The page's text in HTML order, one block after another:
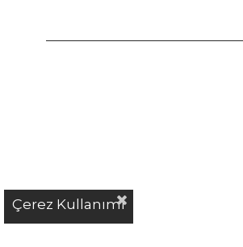
Çerez Kullanımı